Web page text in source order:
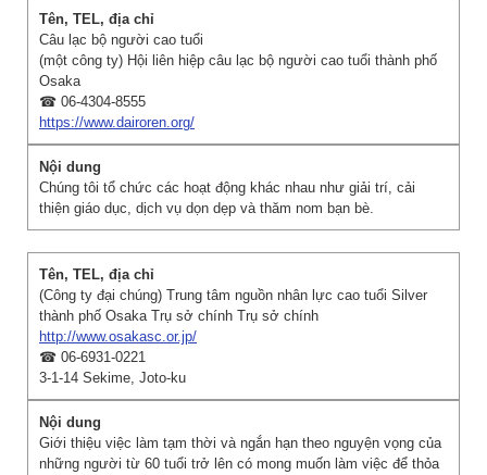
Câu lạc bộ người cao tuổi
(một công ty) Hội liên hiệp câu lạc bộ người cao tuổi thành phố
Osaka
☎ 06-4304-8555
https://www.dairoren.org/
Chúng tôi tổ chức các hoạt động khác nhau như giải trí, cải
thiện giáo dục, dịch vụ dọn dẹp và thăm nom bạn bè.
(Công ty đại chúng) Trung tâm nguồn nhân lực cao tuổi Silver
thành phố Osaka Trụ sở chính Trụ sở chính
http://www.osakasc.or.jp/
☎ 06-6931-0221
3-1-14 Sekime, Joto-ku
Giới thiệu việc làm tạm thời và ngắn hạn theo nguyện vọng của
những người từ 60 tuổi trở lên có mong muốn làm việc để thỏa